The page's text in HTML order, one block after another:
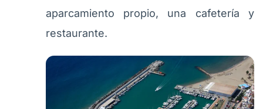
aparcamiento propio, una cafetería y
restaurante.